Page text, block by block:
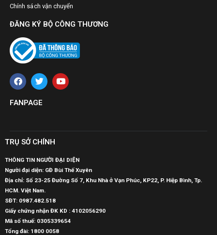
Chính sách vận chuyển
ĐĂNG KÝ BỘ CÔNG THƯƠNG
FANPAGE
TRỤ SỞ CHÍNH
THÔNG TIN NGƯỜI ĐẠI DIỆN
Người đại diện: GĐ Bùi Thế Xuyên
Địa chỉ: Số 23-25 Đường Số 7, Khu Nhà ở Vạn Phúc, KP22, P. Hiệp Bình, Tp.
HCM. Việt Nam.
SĐT: 0987.482.518
Giấy chứng nhận ĐK KD : 4102056290
Mã số thuế: 0305339654
Tổng đài: 1800 0058